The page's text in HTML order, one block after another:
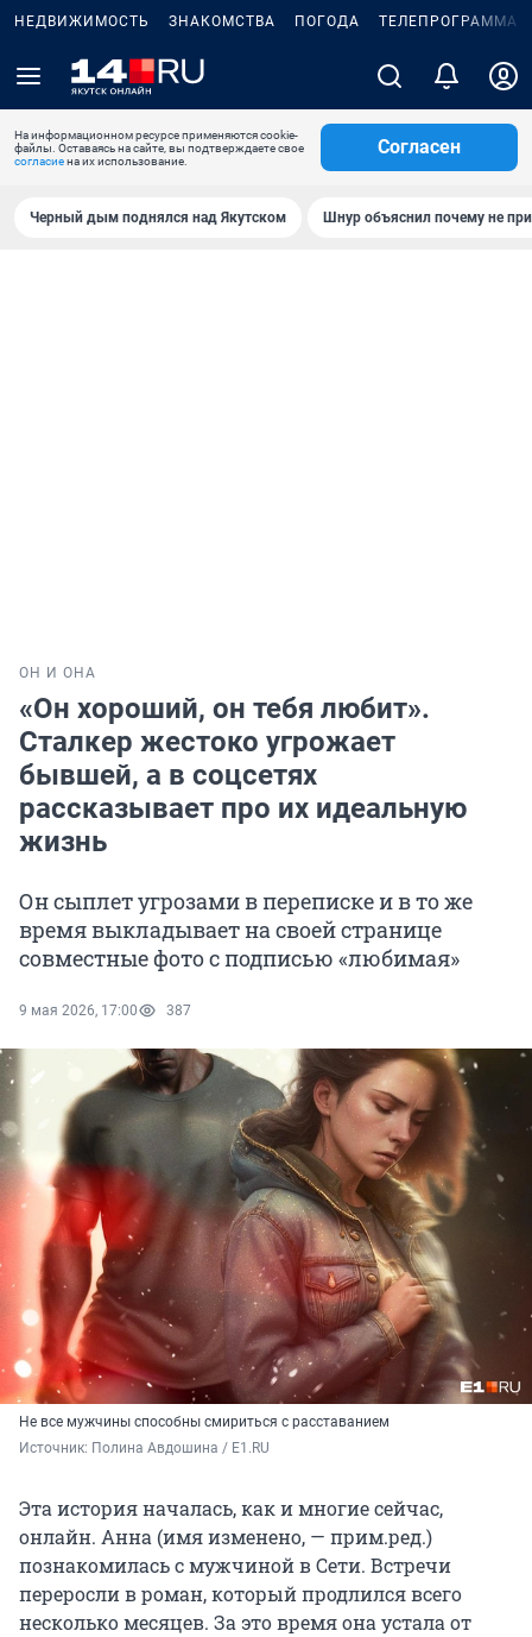
НЕДВИЖИМОСТЬ ЗНАКОМСТВА ПОГОДА ТЕЛЕПРОГРАММА
На информационном ресурсе применяются cookie-
файлы. Оставаясь на сайте, вы подтверждаете свое
согласиена их использование.
Согласен
Черный дым поднялся над Якутском Шнур объяснил почему не
ОН И ОНА
«Он хороший, он тебя любит».
Сталкер жестоко угрожает
бывшей, а в соцсетях
рассказывает про их идеальную
жизнь
Он сыплет угрозами в переписке и в то же
время выкладывает на своей странице
совместные фото с подписью «любимая»
9 мая 2026, 17:00 387
Не все мужчины способны смириться с расставанием
Источник: Полина Авдошина / E1.RU
Эта история началась, как и многие сейчас,
онлайн. Анна (имя изменено, — прим.ред.)
познакомилась с мужчиной в Сети. Встречи
переросли в роман, который продлился всего
несколько месяцев. За это время она устала от